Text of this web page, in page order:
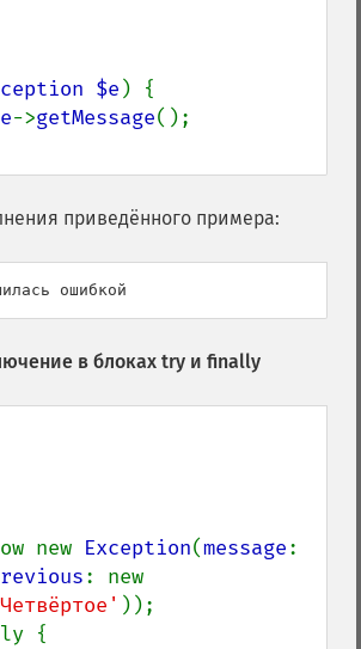
$e ) {
->getMessage();
приведённого примера:
в блоках try и finally
throw new
Exception(message
));